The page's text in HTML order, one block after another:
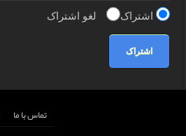
اشتراک لغو اشتراک
اشتراک
تماس با ما